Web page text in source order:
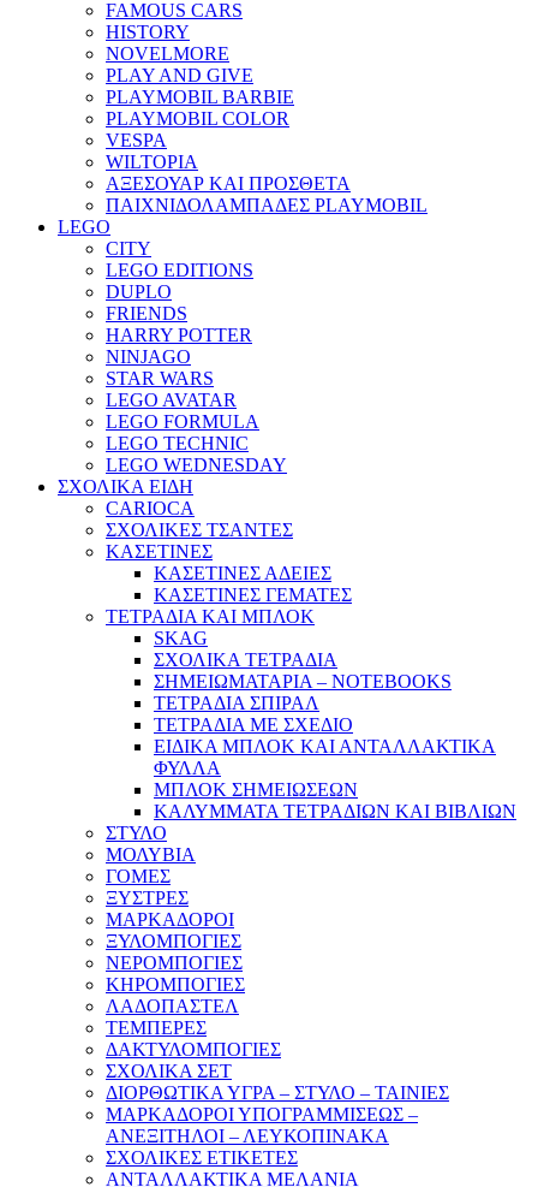
FAMOUS CARS
HISTORY
NOVELMORE
PLAY AND GIVE
PLAYMOBIL BARBIE
PLAYMOBIL COLOR
VESPA
WILTOPIA
ΑΞΕΣΟΥΑΡ ΚΑΙ ΠΡΟΣΘΕΤΑ
ΠΑΙΧΝΙΔΟΛΑΜΠΑΔΕΣ PLAYMOBIL
LEGO
CITY
LEGO EDITIONS
DUPLO
FRIENDS
HARRY POTTER
NINJAGO
STAR WARS
LEGO AVATAR
LEGO FORMULA
LEGO TECHNIC
LEGO WEDNESDAY
ΣΧΟΛΙΚΑ ΕΙΔΗ
CARIOCA
ΣΧΟΛΙΚΕΣ ΤΣΑΝΤΕΣ
ΚΑΣΕΤΙΝΕΣ
ΚΑΣΕΤΙΝΕΣ ΑΔΕΙΕΣ
ΚΑΣΕΤΙΝΕΣ ΓΕΜΑΤΕΣ
ΤΕΤΡΑΔΙΑ ΚΑΙ ΜΠΛΟΚ
SKAG
ΣΧΟΛΙΚΑ ΤΕΤΡΑΔΙΑ
ΣΗΜΕΙΩΜΑΤΑΡΙΑ – NOTEBOOKS
ΤΕΤΡΑΔΙΑ ΣΠΙΡΑΛ
ΤΕΤΡΑΔΙΑ ΜΕ ΣΧΕΔΙΟ
ΕΙΔΙΚΑ ΜΠΛΟΚ ΚΑΙ ΑΝΤΑΛΛΑΚΤΙΚΑ
ΦΥΛΛΑ
ΜΠΛΟΚ ΣΗΜΕΙΩΣΕΩΝ
ΚΑΛΥΜΜΑΤΑ ΤΕΤΡΑΔΙΩΝ ΚΑΙ ΒΙΒΛΙΩΝ
ΣΤΥΛΟ
ΜΟΛΥΒΙΑ
ΓΟΜΕΣ
ΞΥΣΤΡΕΣ
ΜΑΡΚΑΔΟΡΟΙ
ΞΥΛΟΜΠΟΓΙΕΣ
ΝΕΡΟΜΠΟΓΙΕΣ
ΚΗΡΟΜΠΟΓΙΕΣ
ΛΑΔΟΠΑΣΤΕΛ
ΤΕΜΠΕΡΕΣ
ΔΑΚΤΥΛΟΜΠΟΓΙΕΣ
ΣΧΟΛΙΚΑ ΣΕΤ
ΔΙΟΡΘΩΤΙΚΑ ΥΓΡΑ – ΣΤΥΛΟ – ΤΑΙΝΙΕΣ
ΜΑΡΚΑΔΟΡΟΙ ΥΠΟΓΡΑΜΜΙΣΕΩΣ –
ΑΝΕΞΙΤΗΛΟΙ – ΛΕΥΚΟΠΙΝΑΚΑ
ΣΧΟΛΙΚΕΣ ΕΤΙΚΕΤΕΣ
ΑΝΤΑΛΛΑΚΤΙΚΑ ΜΕΛΑΝΙΑ